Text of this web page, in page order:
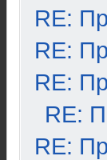
RE:
RE:
RE:
RE:
RE: